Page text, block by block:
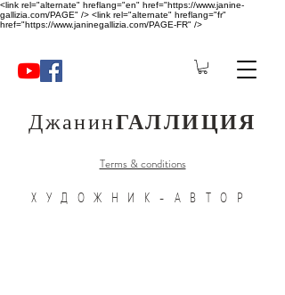
<link rel="alternate" hreflang="en" href="https://www.janine-
gallizia.com/PAGE" /> <link rel="alternate" hreflang="fr"
href="https://www.janinegallizia.com/PAGE-FR" />
ДжанинГАЛЛИЦИЯ
ХУДОЖНИК-АВТОР
Terms & conditions